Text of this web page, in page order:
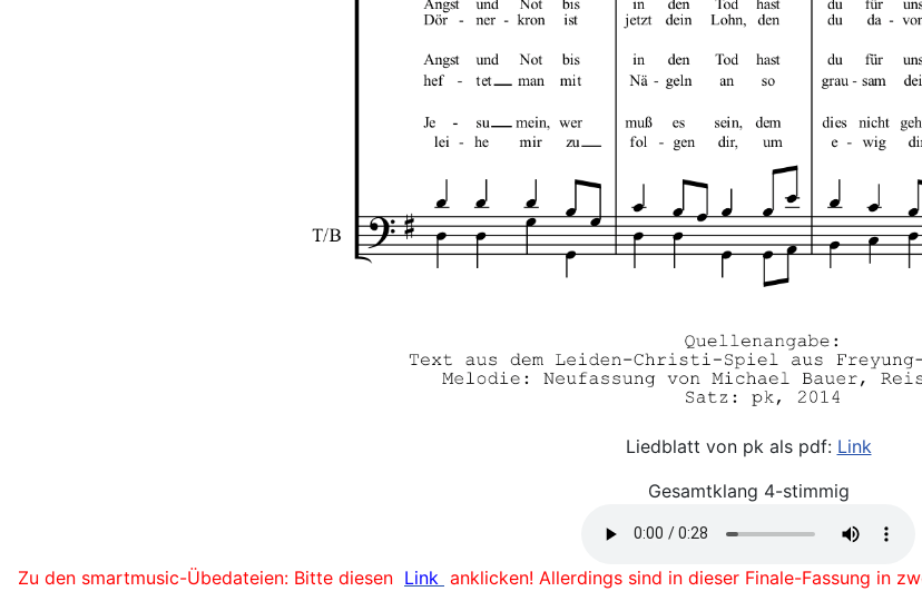
Liedblatt von pk als pdf: Link
Gesamtklang 4-stimmig
Zu den smartmusic-Übedateien: Bitte diesen Link anklicken! Allerdings sind in dieser Finale-Fassung in